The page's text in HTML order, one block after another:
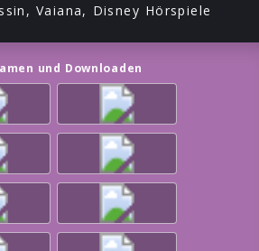
Vaiana, Disney Hörspiele
und Downloaden